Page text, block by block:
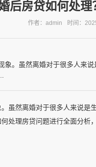
后房贷如何处
作者：admin 时间：
象。虽然离婚对于很多人来
虽然离婚对于很多人来说是
处理房贷问题进行全面分析